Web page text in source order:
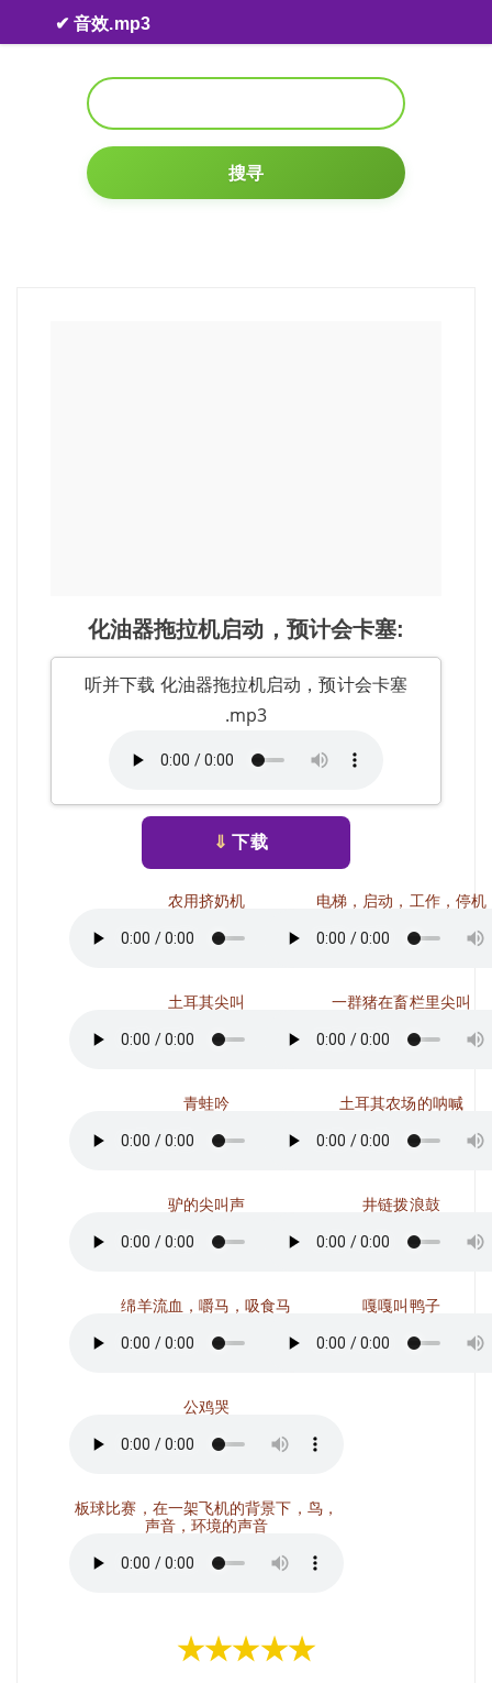
Skip to content
✔ 音效.mp3
搜寻
化油器拖拉机启动，预计会卡塞:
听并下载 化油器拖拉机启动，预计会卡塞
.mp3
⇓ 下载
农用挤奶机
土耳其尖叫
青蛙吟
驴的尖叫声
绵羊流血，嚼马，吸食马
公鸡哭
板球比赛，在一架飞机的背景下，鸟，
声音，环境的声音
电梯，启动，工作，停机
一群猪在畜栏里尖叫
土耳其农场的呐喊
井链拨浪鼓
嘎嘎叫鸭子
★★★★★